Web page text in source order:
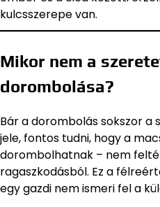
kulcsszerepe van.
Mikor nem a
dorombolása?
Bár a dorombolás sokszor
jele, fontos tudni, hogy a
dorombolhatnak – nem
ragaszkodásból. Ez a
egy gazdi nem ismeri fel a